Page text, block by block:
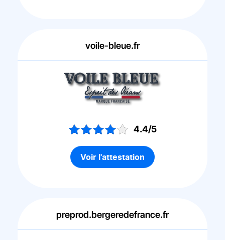
voile-bleue.fr
4.4/5
Voir l'attestation
preprod.bergeredefrance.fr